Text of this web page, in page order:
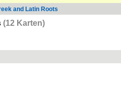
and Latin Roots
(12 Karten)